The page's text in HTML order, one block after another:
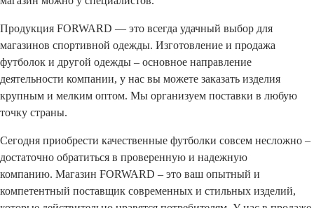
Продукция FORWARD — это всегда удачный выбор для
магазинов спортивной одежды. Изготовление и продажа
футболок и другой одежды – основное направление
деятельности компании, у нас вы можете заказать изделия
крупным и мелким оптом. Мы организуем поставки в любую
точку страны.
Сегодня приобрести качественные футболки совсем несложно –
достаточно обратиться в проверенную и надежную
компанию. Магазин FORWARD – это ваш опытный и
компетентный поставщик современных и стильных изделий,